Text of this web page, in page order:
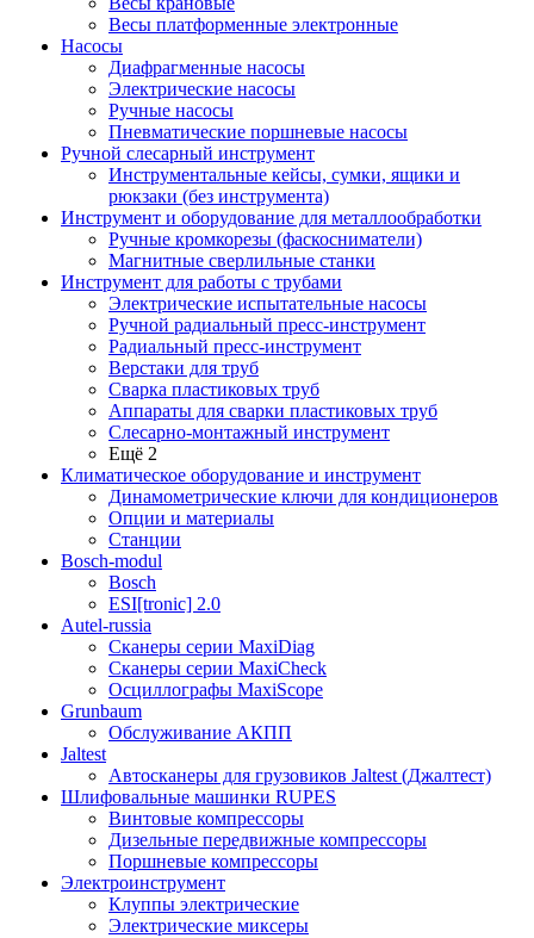
Весы платформенные электронные
Насосы
Диафрагменные насосы
Электрические насосы
Ручные насосы
Пневматические поршневые насосы
Ручной слесарный инструмент
Инструментальные кейсы, сумки, ящики и
рюкзаки (без инструмента)
Инструмент и оборудование для металлообработки
Ручные кромкорезы (фаскосниматели)
Магнитные сверлильные станки
Инструмент для работы с трубами
Электрические испытательные насосы
Ручной радиальный пресс-инструмент
Радиальный пресс-инструмент
Верстаки для труб
Сварка пластиковых труб
Аппараты для сварки пластиковых труб
Слесарно-монтажный инструмент
Ещё 2
Климатическое оборудование и инструмент
Динамометрические ключи для кондиционеров
Опции и материалы
Станции
Bosch-modul
Bosch
ESI[tronic] 2.0
Autel-russia
Сканеры серии MaxiDiag
Сканеры серии MaxiCheck
Осциллографы MaxiScope
Grunbaum
Обслуживание АКПП
Jaltest
Автосканеры для грузовиков Jaltest (Джалтест)
Шлифовальные машинки RUPES
Винтовые компрессоры
Дизельные передвижные компрессоры
Поршневые компрессоры
Электроинструмент
Клуппы электрические
Электрические миксеры